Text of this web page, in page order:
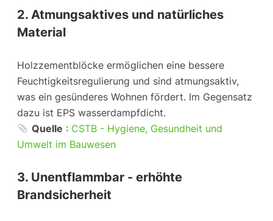
2. Atmungsaktives und natürliches
Material
Holzzementblöcke ermöglichen eine bessere
Feuchtigkeitsregulierung und sind atmungsaktiv,
was ein gesünderes Wohnen fördert. Im Gegensatz
dazu ist EPS wasserdampfdicht.
Quelle : CSTB - Hygiene, Gesundheit und
Umwelt im Bauwesen
3. Unentflammbar - erhöhte
Brandsicherheit